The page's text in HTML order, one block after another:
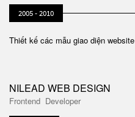
2005 - 2010
Thiết kế các mẫu giao diện
NILEAD WEB DESIGN
Frontend Developer